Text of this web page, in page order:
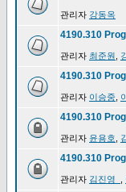
관리자 강동옥
4190.310
관리자 최준원
4190.310
관리자 이승중
4190.310
관리자 윤용호
4190.310
관리자 김진영_